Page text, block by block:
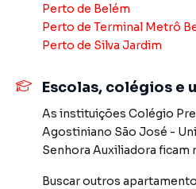
Perto de Belém
Perto de Terminal Metrô
Perto de Silva Jardim
Escolas, colégios e
As instituições Colégio
Agostiniano São José -
Senhora Auxiliadora ficam
Buscar outros